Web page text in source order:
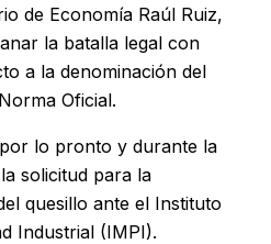
de Economía Raúl Ruiz,
la batalla legal con
a la denominación del
Oficial.
lo pronto y durante la
solicitud para la
quesillo ante el Instituto
Industrial (IMPI).